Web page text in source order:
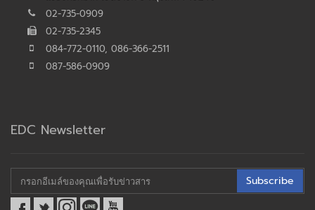
02-735-0909
02-735-2345
084-772-0110, 086-366-2511
087-586-0909
EDC Newsletter
Subscribe